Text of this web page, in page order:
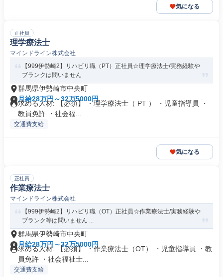
気になる
正社員
理学療法士
マインドライン株式会社
【999伊勢崎2】リハビリ職（PT）正社員☆理学療法士/実務経験や
ブランクは問いません
群馬県伊勢崎市中央町
月給28万円～32万5000円
求める人材: 【必須】 ・理学療法士（ PT ） ・児童指導員 ・
教員免許 ・社会福...
交通費支給
気になる
正社員
作業療法士
マインドライン株式会社
【999伊勢崎2】リハビリ職（OT）正社員☆作業療法士/実務経験や
ブランク等は問いません ...
群馬県伊勢崎市中央町
月給28万円～32万5000円
求める人材: 【必須】 ・作業療法士（OT） ・児童指導員 ・教
員免許 ・社会福祉士...
交通費支給